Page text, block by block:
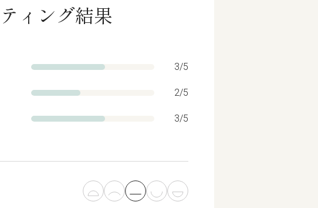
ィング結果
3/5
2/5
3/5